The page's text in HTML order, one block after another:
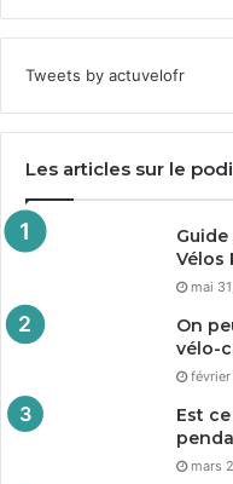
Tweets by actuvelofr
Les articles sur le
Vélos
mai
On
vélo-
février
Est
mars